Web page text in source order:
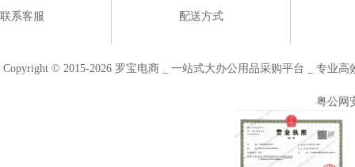
联系客服
配送方式
Copyright © 2015-2026 罗宝电商 _ 一站式大办公用品采购平台 _ 专业
粤公网